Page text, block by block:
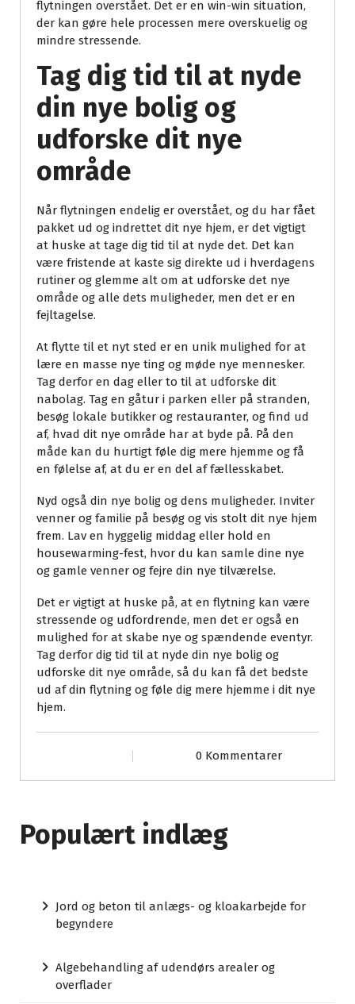
flytningen overstået. Det er en win-win situation,
der kan gøre hele processen mere overskuelig og
mindre stressende.
Tag dig tid til at nyde
din nye bolig og
udforske dit nye
område
Når flytningen endelig er overstået, og du har fået
pakket ud og indrettet dit nye hjem, er det vigtigt
at huske at tage dig tid til at nyde det. Det kan
være fristende at kaste sig direkte ud i hverdagens
rutiner og glemme alt om at udforske det nye
område og alle dets muligheder, men det er en
fejltagelse.
At flytte til et nyt sted er en unik mulighed for at
lære en masse nye ting og møde nye mennesker.
Tag derfor en dag eller to til at udforske dit
nabolag. Tag en gåtur i parken eller på stranden,
besøg lokale butikker og restauranter, og find ud
af, hvad dit nye område har at byde på. På den
måde kan du hurtigt føle dig mere hjemme og få
en følelse af, at du er en del af fællesskabet.
Nyd også din nye bolig og dens muligheder. Inviter
venner og familie på besøg og vis stolt dit nye hjem
frem. Lav en hyggelig middag eller hold en
housewarming-fest, hvor du kan samle dine nye
og gamle venner og fejre din nye tilværelse.
Det er vigtigt at huske på, at en flytning kan være
stressende og udfordrende, men det er også en
mulighed for at skabe nye og spændende eventyr.
Tag derfor dig tid til at nyde din nye bolig og
udforske dit nye område, så du kan få det bedste
ud af din flytning og føle dig mere hjemme i dit nye
hjem.
0 Kommentarer
Populært indlæg
Jord og beton til anlægs- og kloakarbejde for
begyndere
Algebehandling af udendørs arealer og
overflader